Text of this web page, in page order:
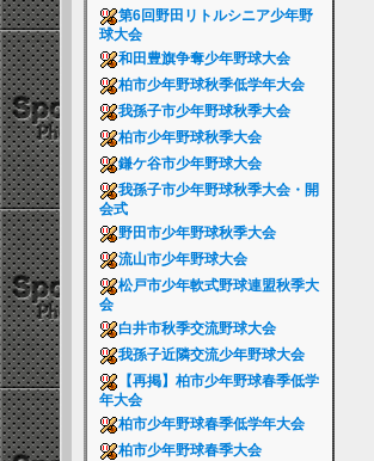
第6回野田リトルシニア少年野
球大会
和田豊旗争奪少年野球大会
柏市少年野球秋季低学年大会
我孫子市少年野球秋季大会
柏市少年野球秋季大会
鎌ケ谷市少年野球大会
我孫子市少年野球秋季大会・開
会式
野田市少年野球秋季大会
流山市少年野球大会
松戸市少年軟式野球連盟秋季大
会
白井市秋季交流野球大会
我孫子近隣交流少年野球大会
【再掲】柏市少年野球春季低学
年大会
柏市少年野球春季低学年大会
柏市少年野球春季大会